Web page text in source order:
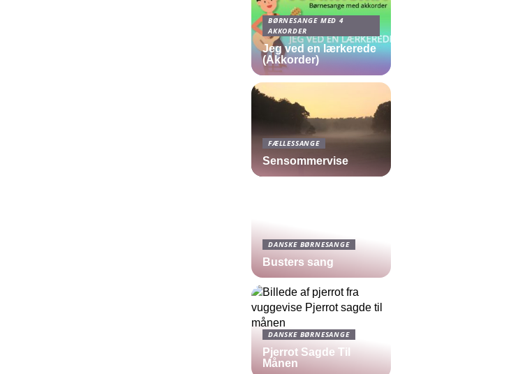
BØRNESANGE MED 4
AKKORDER
Jeg ved en lærkerede
(Akkorder)
FÆLLESSANGE
Sensommervise
DANSKE BØRNESANGE
Busters sang
DANSKE BØRNESANGE
Pjerrot Sagde Til
Månen